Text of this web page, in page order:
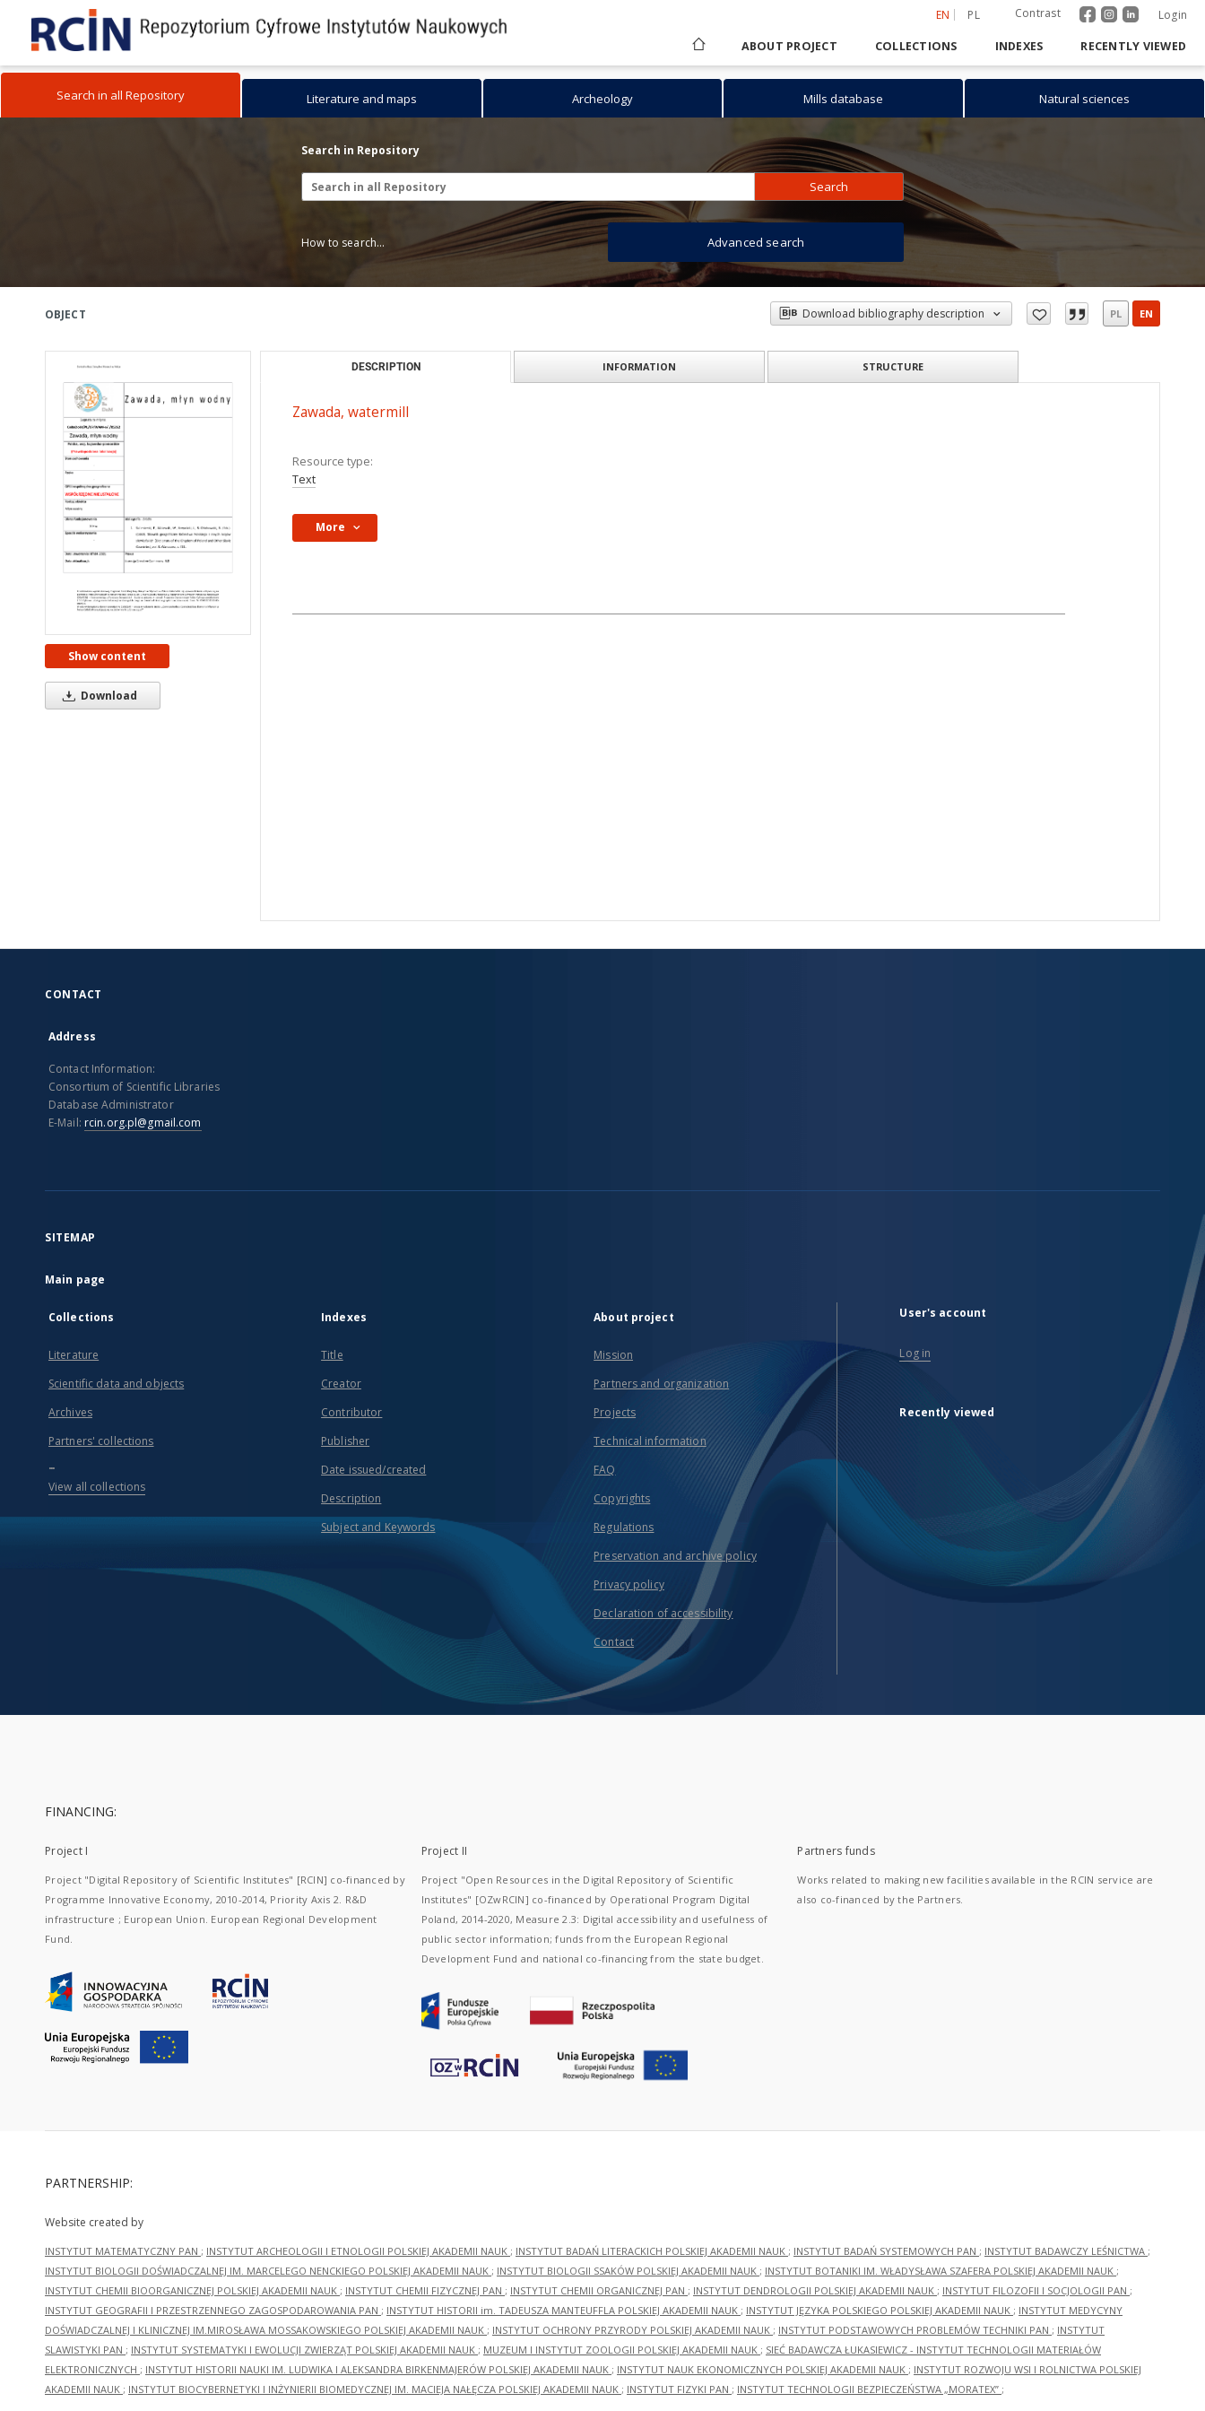
EN PL Contrast Login
ABOUT PROJECT COLLECTIONS INDEXES RECENTLY VIEWED
Search in all Repository Literature and maps Archeology Mills database Natural sciences
Search in Repository
Search
How to search... Advanced search
OBJECT Download bibliography description PL EN
Show content
Download
DESCRIPTION INFORMATION STRUCTURE
Zawada, watermill
Resource type:
Text
More
CONTACT
Address
Contact Information:
Consortium of Scientific Libraries
Database Administrator
E-Mail: rcin.org.pl@gmail.com
SITEMAP
Main page
Collections
Literature
Scientific data and objects
Archives
Partners' collections
...
View all collections
Indexes
Title
Creator
Contributor
Publisher
Date issued/created
Description
Subject and Keywords
About project
Mission
Partners and organization
Projects
Technical information
FAQ
Copyrights
Regulations
Preservation and archive policy
Privacy policy
Declaration of accessibility
Contact
User's account
Log in
Recently viewed
FINANCING:
Project I
Project "Digital Repository of Scientific Institutes" [RCIN] co-financed by
Programme Innovative Economy, 2010-2014, Priority Axis 2. R&D
infrastructure ; European Union. European Regional Development
Fund.
Project II
Project "Open Resources in the Digital Repository of Scientific
Institutes" [OZwRCIN] co-financed by Operational Program Digital
Poland, 2014-2020, Measure 2.3: Digital accessibility and usefulness of
public sector information; funds from the European Regional
Development Fund and national co-financing from the state budget.
Partners funds
Works related to making new facilities available in the RCIN service are
also co-financed by the Partners.
PARTNERSHIP:
Website created by
INSTYTUT MATEMATYCZNY PAN ; INSTYTUT ARCHEOLOGII I ETNOLOGII POLSKIEJ AKADEMII NAUK ; INSTYTUT BADAŃ LITERACKICH POLSKIEJ AKADEMII NAUK ; INSTYTUT BADAŃ SYSTEMOWYCH PAN ; INSTYTUT BADAWCZY LEŚNICTWA ;
INSTYTUT BIOLOGII DOŚWIADCZALNEJ IM. MARCELEGO NENCKIEGO POLSKIEJ AKADEMII NAUK ; INSTYTUT BIOLOGII SSAKÓW POLSKIEJ AKADEMII NAUK ; INSTYTUT BOTANIKI IM. WŁADYSŁAWA SZAFERA POLSKIEJ AKADEMII NAUK ;
INSTYTUT CHEMII BIOORGANICZNEJ POLSKIEJ AKADEMII NAUK ; INSTYTUT CHEMII FIZYCZNEJ PAN ; INSTYTUT CHEMII ORGANICZNEJ PAN ; INSTYTUT DENDROLOGII POLSKIEJ AKADEMII NAUK ; INSTYTUT FILOZOFII I SOCJOLOGII PAN ;
INSTYTUT GEOGRAFII I PRZESTRZENNEGO ZAGOSPODAROWANIA PAN ; INSTYTUT HISTORII im. TADEUSZA MANTEUFFLA POLSKIEJ AKADEMII NAUK ; INSTYTUT JĘZYKA POLSKIEGO POLSKIEJ AKADEMII NAUK ; INSTYTUT MEDYCYNY
DOŚWIADCZALNEJ I KLINICZNEJ IM.MIROSŁAWA MOSSAKOWSKIEGO POLSKIEJ AKADEMII NAUK ; INSTYTUT OCHRONY PRZYRODY POLSKIEJ AKADEMII NAUK ; INSTYTUT PODSTAWOWYCH PROBLEMÓW TECHNIKI PAN ; INSTYTUT
SLAWISTYKI PAN ; INSTYTUT SYSTEMATYKI I EWOLUCJI ZWIERZĄT POLSKIEJ AKADEMII NAUK ; MUZEUM I INSTYTUT ZOOLOGII POLSKIEJ AKADEMII NAUK ; SIEĆ BADAWCZA ŁUKASIEWICZ - INSTYTUT TECHNOLOGII MATERIAŁÓW
ELEKTRONICZNYCH ; INSTYTUT HISTORII NAUKI IM. LUDWIKA I ALEKSANDRA BIRKENMAJERÓW POLSKIEJ AKADEMII NAUK ; INSTYTUT NAUK EKONOMICZNYCH POLSKIEJ AKADEMII NAUK ; INSTYTUT ROZWOJU WSI I ROLNICTWA POLSKIEJ
AKADEMII NAUK ; INSTYTUT BIOCYBERNETYKI I INŻYNIERII BIOMEDYCZNEJ IM. MACIEJA NAŁĘCZA POLSKIEJ AKADEMII NAUK ; INSTYTUT FIZYKI PAN ; INSTYTUT TECHNOLOGII BEZPIECZEŃSTWA „MORATEX” ;